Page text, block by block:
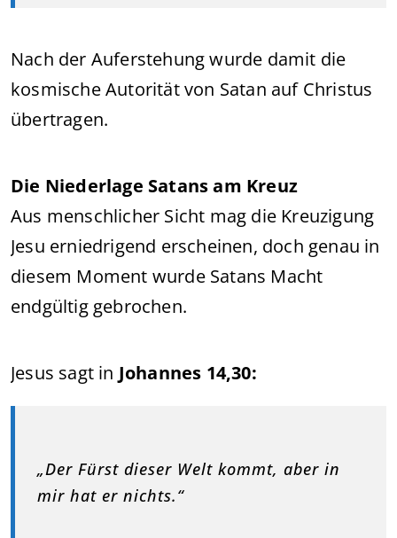
Nach der Auferstehung wurde damit die
kosmische Autorität von Satan auf Christus
übertragen.
Die Niederlage Satans am Kreuz
Aus menschlicher Sicht mag die Kreuzigung
Jesu erniedrigend erscheinen, doch genau in
diesem Moment wurde Satans Macht
endgültig gebrochen.
Jesus sagt in Johannes 14,30:
„Der Fürst dieser Welt kommt, aber in
mir hat er nichts.“